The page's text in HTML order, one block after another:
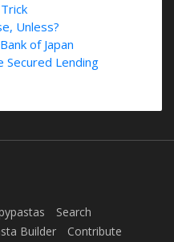
Unless?
of Japan
Secured Lending
Search
Builder Contribute